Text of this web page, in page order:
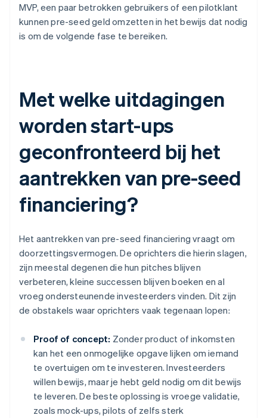
MVP, een paar betrokken gebruikers of een pilotklant
kunnen pre-seed geld omzetten in het bewijs dat nodig
is om de volgende fase te bereiken.
Met welke uitdagingen
worden start-ups
geconfronteerd bij het
aantrekken van pre-seed
financiering?
Het aantrekken van pre-seed financiering vraagt om
doorzettingsvermogen. De oprichters die hierin slagen,
zijn meestal degenen die hun pitches blijven
verbeteren, kleine successen blijven boeken en al
vroeg ondersteunende investeerders vinden. Dit zijn
de obstakels waar oprichters vaak tegenaan lopen:
Proof of concept: Zonder product of inkomsten
kan het een onmogelijke opgave lijken om iemand
te overtuigen om te investeren. Investeerders
willen bewijs, maar je hebt geld nodig om dit bewijs
te leveren. De beste oplossing is vroege validatie,
zoals mock-ups, pilots of zelfs sterk